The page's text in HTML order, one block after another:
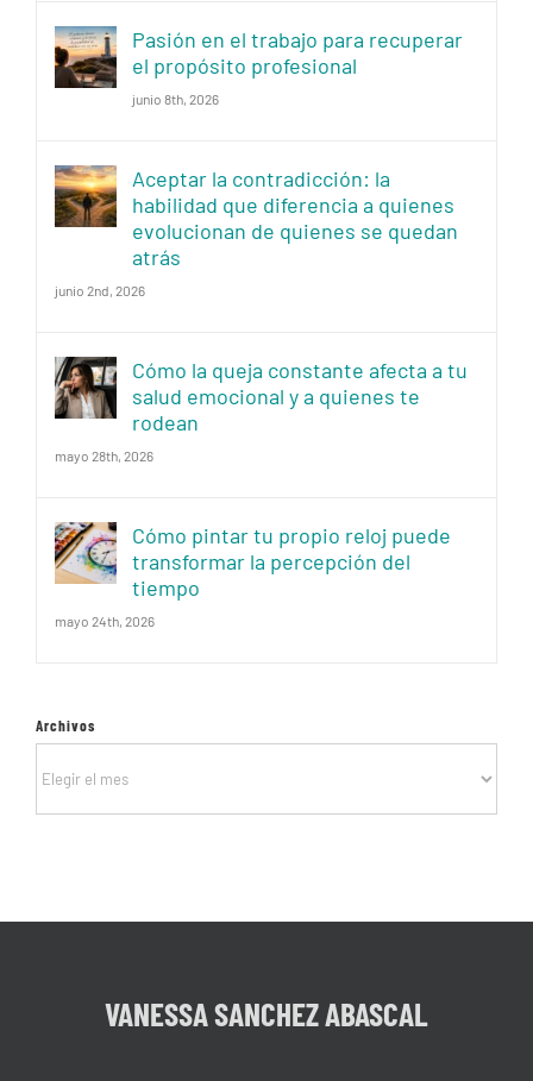
Pasión en el trabajo para recuperar
el propósito profesional
junio 8th, 2026
Aceptar la contradicción: la
habilidad que diferencia a quienes
evolucionan de quienes se quedan
atrás
junio 2nd, 2026
Cómo la queja constante afecta a tu
salud emocional y a quienes te
rodean
mayo 28th, 2026
Cómo pintar tu propio reloj puede
transformar la percepción del
tiempo
mayo 24th, 2026
Archivos
VANESSA SANCHEZ ABASCAL